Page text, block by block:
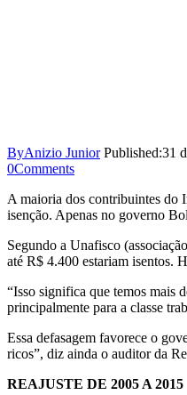
ByAnizio Junior Published:31
0Comments
A maioria dos contribuintes do
isenção. Apenas no governo
Segundo a Unafisco
até R$ 4.400 estariam isentos.
“Isso significa que temos mais
principalmente para a classe
Essa defasagem favorece o
ricos”, diz ainda o auditor da
REAJUSTE DE 2005 A 2015